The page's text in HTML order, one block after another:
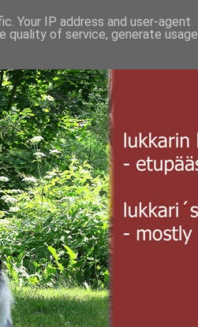
Your IP address and user-agent
quality of service, generate usage